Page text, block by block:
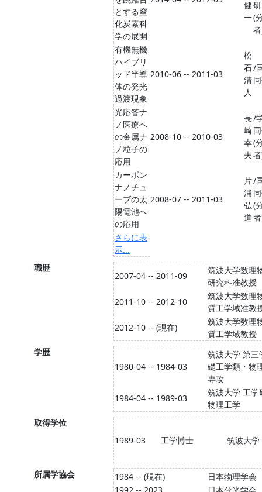
とする窒
化炭素科
学の展開
健
一(
有機無機
ハイブリ
ッド半導
体の発光
過渡現象
2010-06 -- 2011-03
松
石
清
人
/
光応答ナ
ノ医療へ
の金属ナ
ノ粒子の
応用
2008-10 -- 2010-03
長
崎
幸
夫
/
(
カーボン
ナノチュ
ーブの太
陽電池へ
の応用
2008-07 -- 2011-03
片
浦
弘
道
/
(
さらに表
示...
職歴
2007-04 -- 2011-09
筑波大学数理
研究科准教授
2011-10 -- 2012-10
筑波大学数理
質工学域准教
2012-10 -- (現在)
筑波大学数理
質工学域教授
学歴
1980-04 -- 1984-03
筑波大学 第三
礎工学類・物
専攻
1984-04 -- 1989-03
筑波大学 工学
物理工学
取得学位
1989-03
工学博士 筑波大学
所属学協会 1984 -- (現在)
日本物理学会